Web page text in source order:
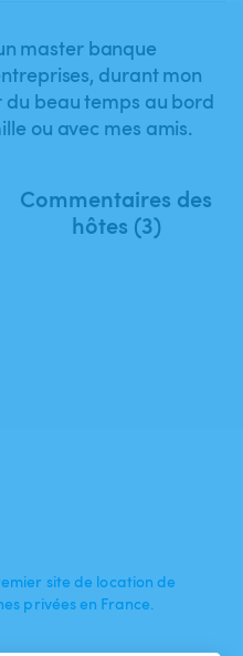
master banque
durant mon
beau temps au bord
ou avec mes amis.
Commentaires des
hôtes (3)
site de location de
privées en France.